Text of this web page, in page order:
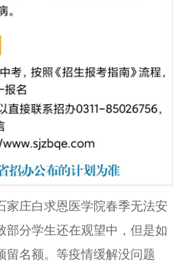
家庄白求恩医学院春季无法安
部分学生还在观望中，但是如
留名额。等疫情缓解没问题